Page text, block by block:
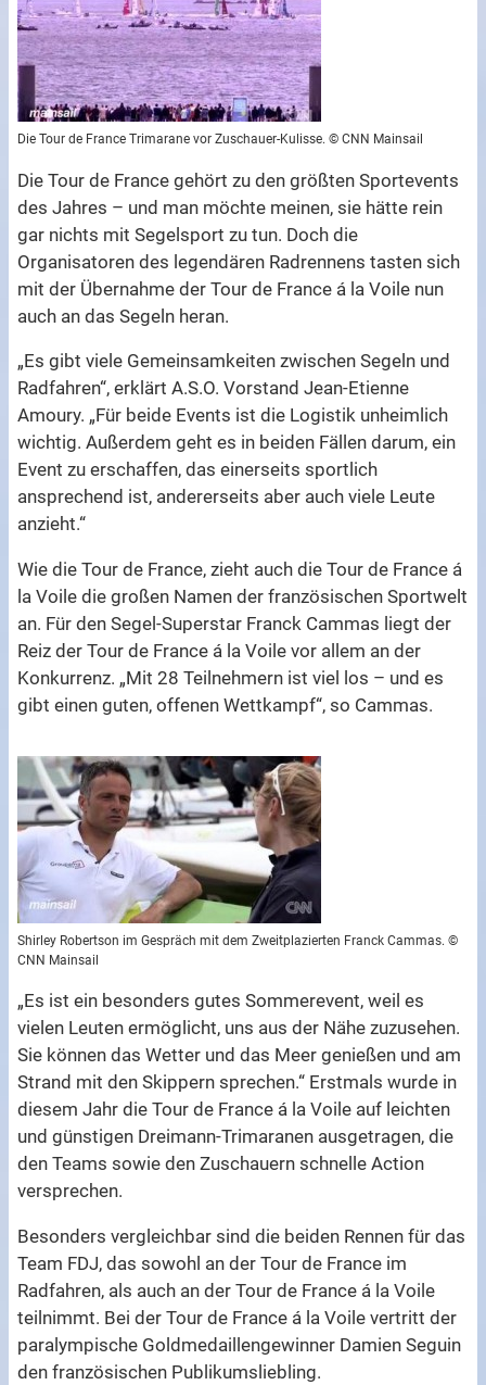
Die Tour de France Trimarane vor Zuschauer-Kulisse. © CNN Mainsail
Die Tour de France gehört zu den größten Sportevents
des Jahres – und man möchte meinen, sie hätte rein
gar nichts mit Segelsport zu tun. Doch die
Organisatoren des legendären Radrennens tasten sich
mit der Übernahme der Tour de France á la Voile nun
auch an das Segeln heran.
„Es gibt viele Gemeinsamkeiten zwischen Segeln und
Radfahren“, erklärt A.S.O. Vorstand Jean-Etienne
Amoury. „Für beide Events ist die Logistik unheimlich
wichtig. Außerdem geht es in beiden Fällen darum, ein
Event zu erschaffen, das einerseits sportlich
ansprechend ist, andererseits aber auch viele Leute
anzieht.“
Wie die Tour de France, zieht auch die Tour de France á
la Voile die großen Namen der französischen Sportwelt
an. Für den Segel-Superstar Franck Cammas liegt der
Reiz der Tour de France á la Voile vor allem an der
Konkurrenz. „Mit 28 Teilnehmern ist viel los – und es
gibt einen guten, offenen Wettkampf“, so Cammas.
Shirley Robertson im Gespräch mit dem Zweitplazierten Franck Cammas. ©
CNN Mainsail
„Es ist ein besonders gutes Sommerevent, weil es
vielen Leuten ermöglicht, uns aus der Nähe zuzusehen.
Sie können das Wetter und das Meer genießen und am
Strand mit den Skippern sprechen.“ Erstmals wurde in
diesem Jahr die Tour de France á la Voile auf leichten
und günstigen Dreimann-Trimaranen ausgetragen, die
den Teams sowie den Zuschauern schnelle Action
versprechen.
Besonders vergleichbar sind die beiden Rennen für das
Team FDJ, das sowohl an der Tour de France im
Radfahren, als auch an der Tour de France á la Voile
teilnimmt. Bei der Tour de France á la Voile vertritt der
paralympische Goldmedaillengewinner Damien Seguin
den französischen Publikumsliebling.